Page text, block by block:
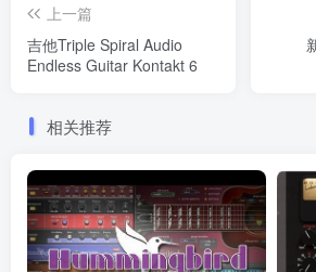
上一篇
吉他Triple Spiral Audio
Endless Guitar Kontakt 6
相关推荐